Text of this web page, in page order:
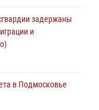
задержаны
и
в Подмосковье